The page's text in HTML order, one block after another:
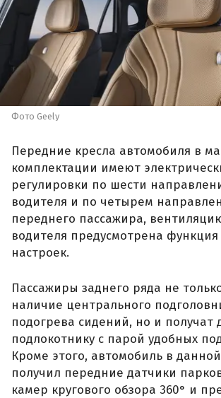
Фото Geely
Передние кресла автомобиля в
комплектации имеют
регулировки по шести
водителя и по четырем
переднего пассажира,
водителя предусмотрена
настроек.
Пассажиры заднего ряда не
наличие центрального
подогрева сидений, но и получат
подлокотнику с парой удобных
Кроме этого, автомобиль в
получил передние датчики
камер кругового обзора 360° и